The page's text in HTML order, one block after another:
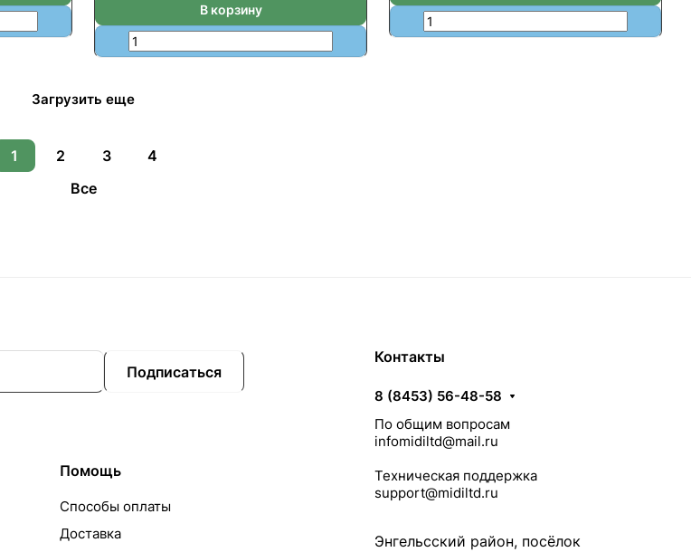
В корзину
Загрузить еще
1 2 3
4
Все
Подписаться
Помощь
Способы оплаты
Доставка
Контакты
8 (8453) 56-48-58
По общим вопросам
infomidiltd@mail.ru
Техническая поддержка
support@midiltd.ru
Энгельсский район, посёлок